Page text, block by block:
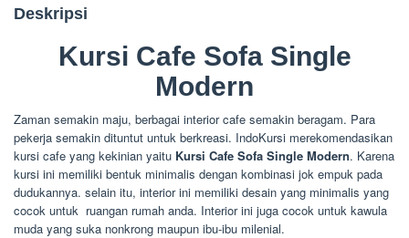
Deskripsi
Kursi Cafe Sofa Single
Modern
Zaman semakin maju, berbagai interior cafe semakin beragam. Para
pekerja semakin dituntut untuk berkreasi. IndoKursi merekomendasikan
kursi cafe yang kekinian yaitu Kursi Cafe Sofa Single Modern. Karena
kursi ini memiliki bentuk minimalis dengan kombinasi jok empuk pada
dudukannya. selain itu, interior ini memiliki desain yang minimalis yang
cocok untuk ruangan rumah anda. Interior ini juga cocok untuk kawula
muda yang suka nonkrong maupun ibu-ibu milenial.